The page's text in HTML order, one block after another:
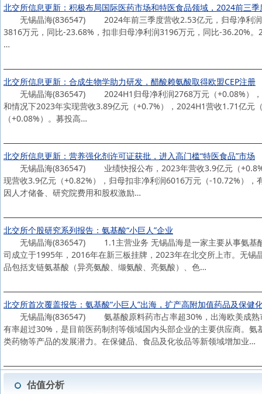
北交所信息更新：积极布局国际医药市场和特医食品领域，2024前三
无锡晶海(836547) 2024年前三季度营收2.53亿元，归母净利润
3816万元，同比-23.68%，扣非归母净利润3196万元，同比-36.20%
…
北交所信息更新：合成生物学助力研发，醋酸赖氨酸取得欧盟CEP注册
无锡晶海(836547) 2024H1归母净利润2768万元（+0.08%），
和情况下2023年实现营收3.89亿元（+0.7%），2024H1营收1.71亿
（+0.08%）。募投高…
北交所信息更新：营养强化剂许可证获批，进入高门槛“特医食品”市场
无锡晶海(836547) 业绩快报公布，2023年营收3.9亿元（
现营收3.9亿元（+0.82%），归母扣非净利润6016万元（-10.72%）
因人才储备、研究院费用和股权激励…
北交所个股研究系列报告：氨基酸“小巨人”企业
无锡晶海(836547) 1.1主营业务 无锡晶海是一家主要从事氨基
司成立于1995年，2016年在新三板挂牌，2023年在北交所上市。无锡
品包括支链氨基酸（异亮氨酸、缬氨酸、亮氨酸）、色…
北交所首次覆盖报告：氨基酸“小巨人”出海，扩产高附加值药品及保健
无锡晶海(836547) 氨基酸原料药市占率超30%，出海欧美成熟
有率超过30%，是目前医药制剂等领域国内头部企业的主要供应商。
类药物等产品的发展潜力。在保健品、食品及化妆品等新领域增加业…
估值分析